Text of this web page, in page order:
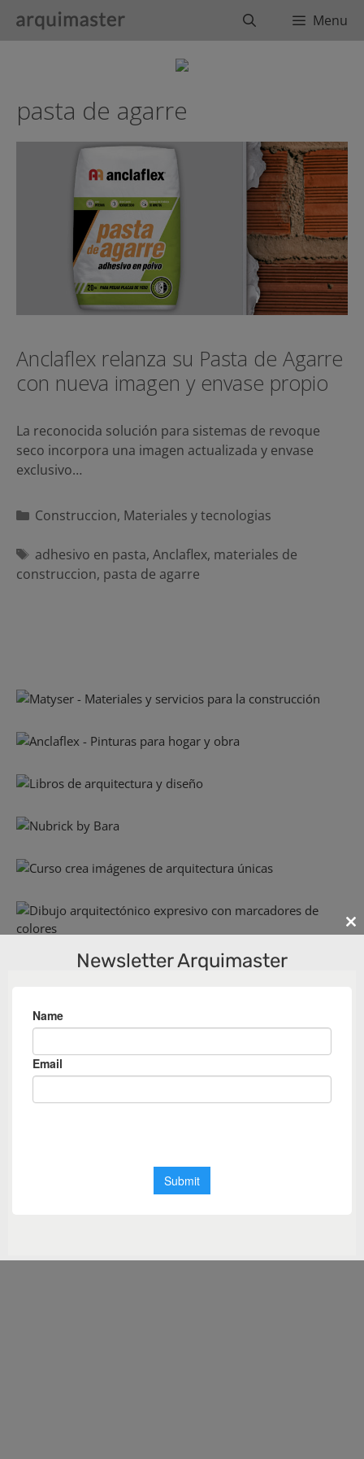
BuscarMenu
pasta de agarre
Anclaflex relanza su Pasta de Agarre
con nueva imagen y envase propio
La reconocida solución para sistemas de revoque
seco incorpora una imagen actualizada y envase
exclusivo…
Categorías
Construccion, Materiales y tecnologias
Etiquetas
adhesivo en pasta, Anclaflex, materiales de
construccion, pasta de agarre
Newsletter Arquimaster